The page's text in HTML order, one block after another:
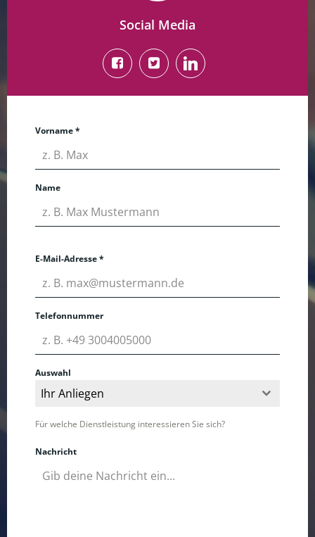
Social Media
Vorname*
Name
E-Mail-Adresse*
Telefonnummer
Auswahl
Ihr Anliegen
Für welche Dienstleistung interessieren Sie sich?
Nachricht